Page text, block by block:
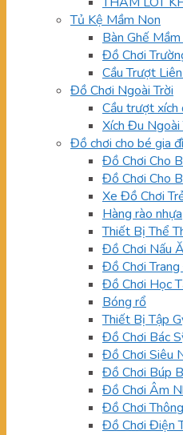
Tủ Kệ Mầm Non
Bàn Ghế
Đồ Chơi
Cầu Trượt
Đồ Chơi Ngoài Trời
Cầu trượt xích
Xích Đu Ngoài
Đồ chơi cho bé gia
Đồ Chơi Cho
Đồ Chơi Cho
Xe Đồ Chơi
Hàng rào nhựa
Thiết Bị Thể
Đồ Chơi Nấu
Đồ Chơi
Đồ Chơi Học
Bóng rổ
Thiết Bị Tập
Đồ Chơi Bác
Đồ Chơi Siêu
Đồ Chơi Búp
Đồ Chơi Âm
Đồ Chơi
Đồ Chơi Điện